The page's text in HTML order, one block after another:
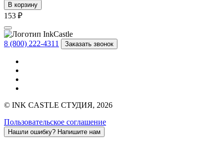
В корзину
153 ₽
8 (800) 222-4311 Заказать звонок
© INK CASTLE СТУДИЯ, 2026
Пользовательское соглашение
Нашли ошибку? Напишите нам